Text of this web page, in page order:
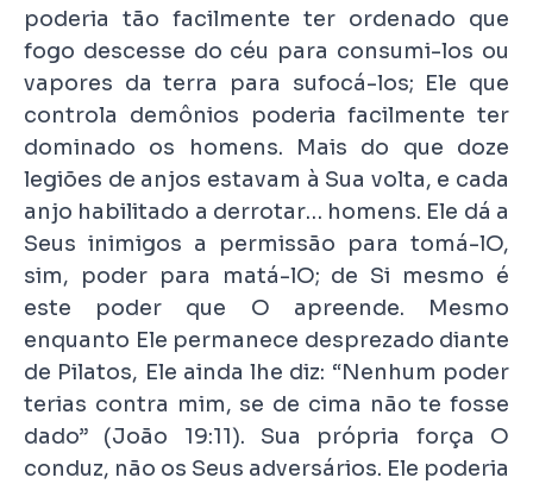
poderia tão facilmente ter ordenado que
fogo descesse do céu para consumi-los ou
vapores da terra para sufocá-los; Ele que
controla demônios poderia facilmente ter
dominado os homens. Mais do que doze
legiões de anjos estavam à Sua volta, e cada
anjo habilitado a derrotar… homens. Ele dá a
Seus inimigos a permissão para tomá-lO,
sim, poder para matá-lO; de Si mesmo é
este poder que O apreende. Mesmo
enquanto Ele permanece desprezado diante
de Pilatos, Ele ainda lhe diz: “Nenhum poder
terias contra mim, se de cima não te fosse
dado” (João 19:11). Sua própria força O
conduz, não os Seus adversários. Ele poderia